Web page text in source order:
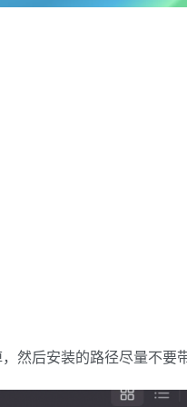
然后安装的路径尽量不要